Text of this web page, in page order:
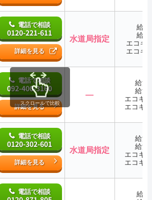
電話で相談
0120-221-611
詳細を見る
水道局指定
給
給
エコキ
エコキ
電話で相談
092-400-3160
詳細を見る
―
給湯
給湯
エコキ
エコキ
電話で相談
0120-302-601
詳細を見る
水道局指定
給湯
給湯
エコキ
エコキ
電話で相談
給
スクロールで比較